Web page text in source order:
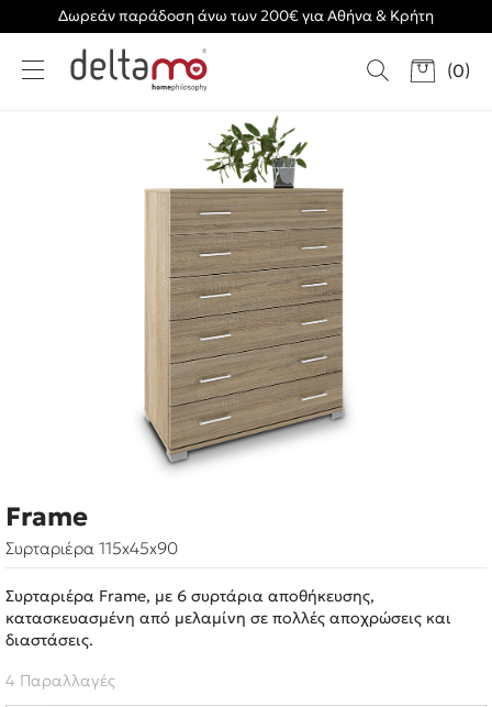
Δωρεάν παράδοση άνω των 200€ για Αθήνα & Κρήτη
(0)
Frame
Συρταριέρα 115x45x90
Συρταριέρα Frame, με 6 συρτάρια αποθήκευσης,
κατασκευασμένη από μελαμίνη σε πολλές αποχρώσεις και
διαστάσεις.
4 Παραλλαγές